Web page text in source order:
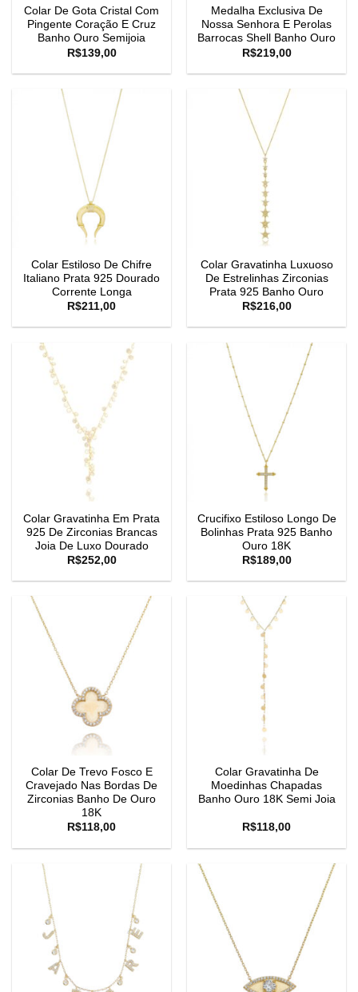
Colar De Gota Cristal Com
Pingente Coração E Cruz
Banho Ouro Semijoia
R$139,00
Medalha Exclusiva De
Nossa Senhora E Perolas
Barrocas Shell Banho Ouro
R$219,00
Colar Estiloso De Chifre
Italiano Prata 925 Dourado
Corrente Longa
R$211,00
Colar Gravatinha Luxuoso
De Estrelinhas Zirconias
Prata 925 Banho Ouro
R$216,00
Colar Gravatinha Em Prata
925 De Zirconias Brancas
Joia De Luxo Dourado
R$252,00
Crucifixo Estiloso Longo De
Bolinhas Prata 925 Banho
Ouro 18K
R$189,00
Colar De Trevo Fosco E
Cravejado Nas Bordas De
Zirconias Banho De Ouro
18K
R$118,00
Colar Gravatinha De
Moedinhas Chapadas
Banho Ouro 18K Semi Joia
R$118,00